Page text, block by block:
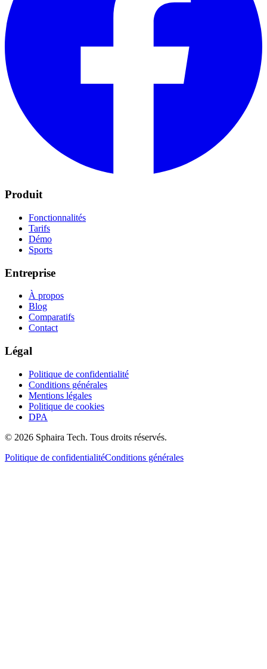
Produit
Fonctionnalités
Tarifs
Démo
Sports
Entreprise
À propos
Blog
Comparatifs
Contact
Légal
Politique de confidentialité
Conditions générales
Mentions légales
Politique de cookies
DPA
© 2026 Sphaira Tech. Tous droits réservés.
Politique de confidentialitéConditions générales